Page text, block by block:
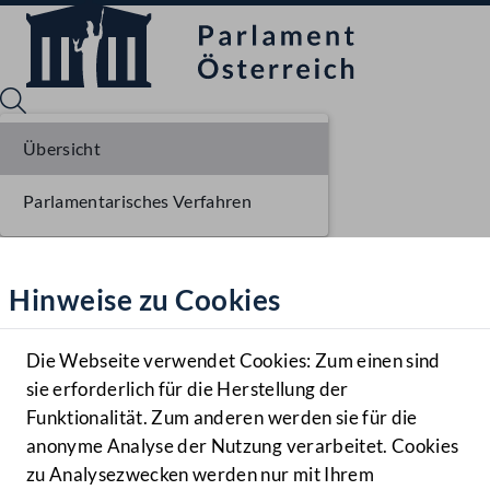
Hilfe
Benutzer
Navigationsmenü öffnen
MENÜ
Hinweise zu Cookies
Die Webseite verwendet Cookies: Zum einen sind
sie erforderlich für die Herstellung der
Funktionalität. Zum anderen werden sie für die
anonyme Analyse der Nutzung verarbeitet. Cookies
zu Analysezwecken werden nur mit Ihrem
Übersicht
Parlamentarisches Verfahren